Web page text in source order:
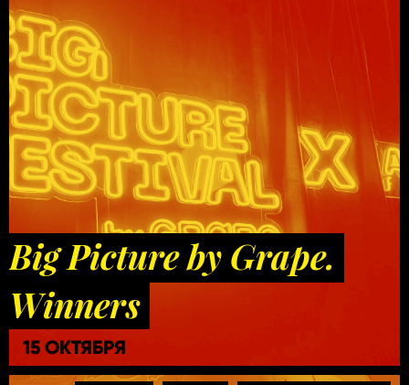
Big Picture by Grape.
Winners
15 ОКТЯБРЯ